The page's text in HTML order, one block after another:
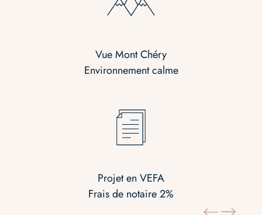
Vue Mont Chéry
Environnement calme
Projet en VEFA
Frais de notaire 2%